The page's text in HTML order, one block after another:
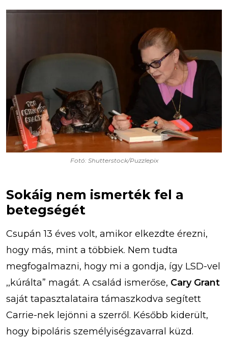
Fotó: Shutterstock/Puzzlepix
Sokáig nem ismerték fel a
betegségét
Csupán 13 éves volt, amikor elkezdte érezni,
hogy más, mint a többiek. Nem tudta
megfogalmazni, hogy mi a gondja, így LSD-vel
,,kúrálta” magát. A család ismerőse, Cary Grant
saját tapasztalataira támaszkodva segített
Carrie-nek lejönni a szerről. Később kiderült,
hogy bipoláris személyiségzavarral küzd.